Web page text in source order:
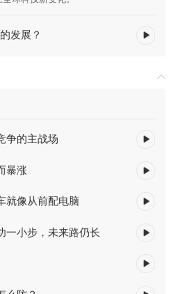
发展？
争的主战场
暴涨
就像从前配电脑
一小步，未来路仍长